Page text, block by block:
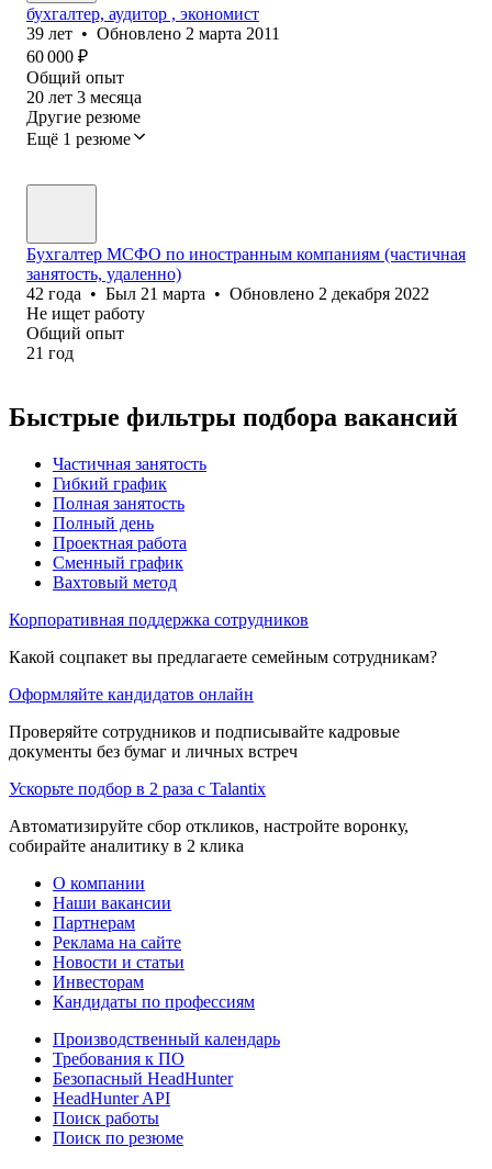
бухгалтер, аудитор , экономист
39 лет • Обновлено 2 марта 2011
60 000 ₽
Общий опыт
20 лет 3 месяца
Другие резюме
Ещё 1 резюме
Бухгалтер МСФО по иностранным компаниям (частичная
занятость, удаленно)
42 года • Был 21 марта • Обновлено 2 декабря 2022
Не ищет работу
Общий опыт
21 год
Быстрые фильтры подбора вакансий
Частичная занятость
Гибкий график
Полная занятость
Полный день
Проектная работа
Сменный график
Вахтовый метод
Корпоративная поддержка сотрудников
Какой соцпакет вы предлагаете семейным сотрудникам?
Оформляйте кандидатов онлайн
Проверяйте сотрудников и подписывайте кадровые
документы без бумаг и личных встреч
Ускорьте подбор в 2 раза с Talantix
Автоматизируйте сбор откликов, настройте воронку,
собирайте аналитику в 2 клика
О компании
Наши вакансии
Партнерам
Реклама на сайте
Новости и статьи
Инвесторам
Кандидаты по профессиям
Производственный календарь
Требования к ПО
Безопасный HeadHunter
HeadHunter API
Поиск работы
Поиск по резюме